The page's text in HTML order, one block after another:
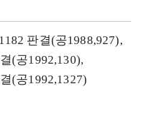
판결(공1988,927),
(공1992,130),
(공1992,1327)